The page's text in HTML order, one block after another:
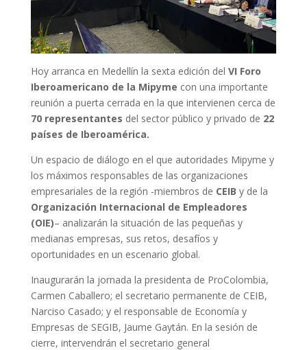
Hoy arranca en Medellín la sexta edición del VI Foro
Iberoamericano de la Mipyme con una importante
reunión a puerta cerrada en la que intervienen cerca de
70 representantes del sector público y privado de 22
países de Iberoamérica.
Un espacio de diálogo en el que autoridades Mipyme y
los máximos responsables de las organizaciones
empresariales de la región -miembros de CEIB y de la
Organización Internacional de Empleadores
(OIE)– analizarán la situación de las pequeñas y
medianas empresas, sus retos, desafíos y
oportunidades en un escenario global.
Inaugurarán la jornada la presidenta de ProColombia,
Carmen Caballero; el secretario permanente de CEIB,
Narciso Casado; y el responsable de Economía y
Empresas de SEGIB, Jaume Gaytán. En la sesión de
cierre, intervendrán el secretario general